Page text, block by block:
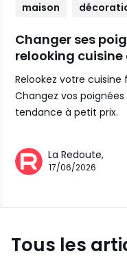
maison
Changer ses
relooking
Relookez votre
Changez vos
tendance à petit prix.
La Redoute,
17/06/2026
Tous les